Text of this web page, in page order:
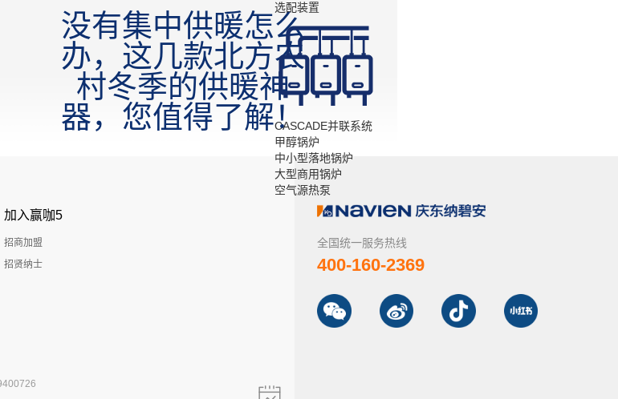
选配装置
CASCADE并联系统
甲醇锅炉
中小型落地锅炉
大型商用锅炉
空气源热泵
没有集中供暖怎么
办，这几款北方农
村冬季的供暖神
器，您值得了解！
加入赢咖5
招商加盟
招贤纳士
全国统一服务热线
400-160-2369